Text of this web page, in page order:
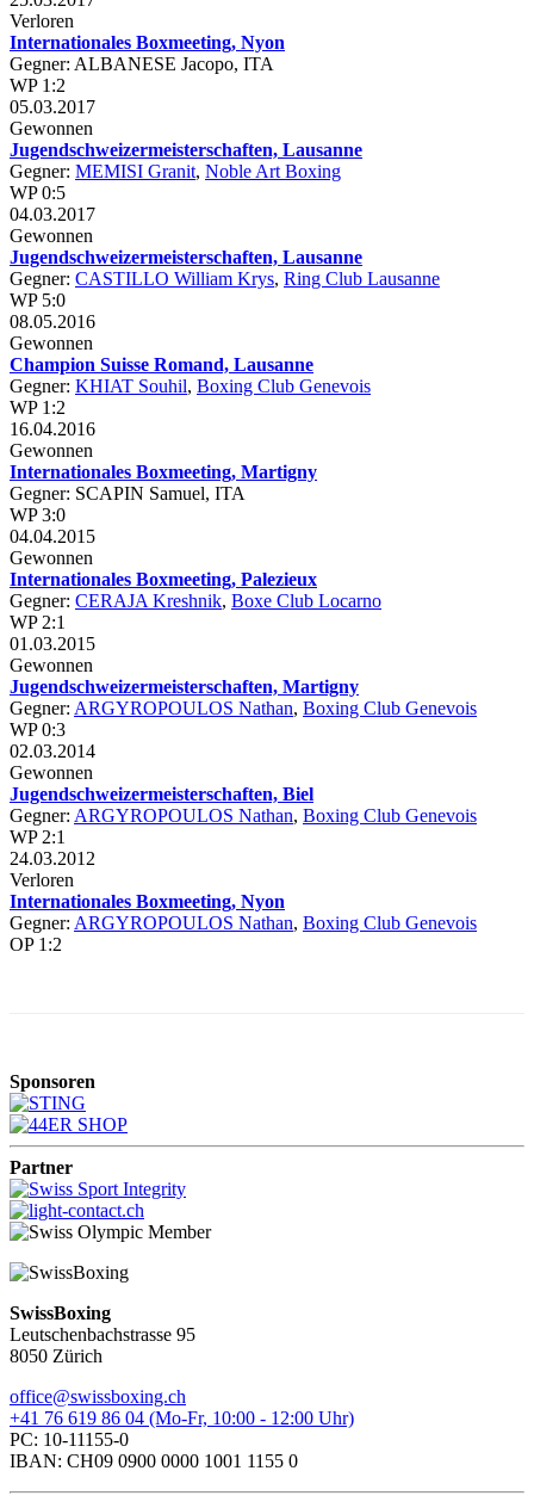
Verloren
Internationales Boxmeeting, Nyon
Gegner: ALBANESE Jacopo, ITA
WP 1:2
05.03.2017
Gewonnen
Jugendschweizermeisterschaften, Lausanne
Gegner: MEMISI Granit, Noble Art Boxing
WP 0:5
04.03.2017
Gewonnen
Jugendschweizermeisterschaften, Lausanne
Gegner: CASTILLO William Krys, Ring Club Lausanne
WP 5:0
08.05.2016
Gewonnen
Champion Suisse Romand, Lausanne
Gegner: KHIAT Souhil, Boxing Club Genevois
WP 1:2
16.04.2016
Gewonnen
Internationales Boxmeeting, Martigny
Gegner: SCAPIN Samuel, ITA
WP 3:0
04.04.2015
Gewonnen
Internationales Boxmeeting, Palezieux
Gegner: CERAJA Kreshnik, Boxe Club Locarno
WP 2:1
01.03.2015
Gewonnen
Jugendschweizermeisterschaften, Martigny
Gegner: ARGYROPOULOS Nathan, Boxing Club Genevois
WP 0:3
02.03.2014
Gewonnen
Jugendschweizermeisterschaften, Biel
Gegner: ARGYROPOULOS Nathan, Boxing Club Genevois
WP 2:1
24.03.2012
Verloren
Internationales Boxmeeting, Nyon
Gegner: ARGYROPOULOS Nathan, Boxing Club Genevois
OP 1:2
Sponsoren
Partner
SwissBoxing
Leutschenbachstrasse 95
8050 Zürich
office@swissboxing.ch
+41 76 619 86 04 (Mo-Fr, 10:00 - 12:00 Uhr)
PC: 10-11155-0
IBAN: CH09 0900 0000 1001 1155 0